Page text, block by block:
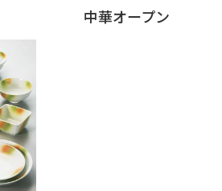
中華オープン